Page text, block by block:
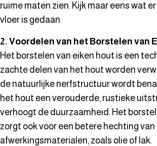
ruime maten zien. Kijk maar eens wat
vloer is gedaan
2. Voordelen van het Borstelen van
Het borstelen van eiken hout is een
zachte delen van het hout worden
de natuurlijke nerfstructuur wordt
het hout een verouderde, rustieke
verhoogt de duurzaamheid. Het
zorgt ook voor een betere hechting van
afwerkingsmaterialen, zoals olie of lak.